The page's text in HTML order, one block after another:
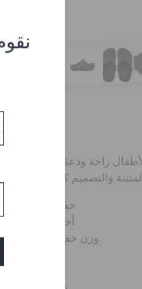
راحة ودعمًا مذهلين ،
خفيف للغاية
أحزمة كعب
™ : وزن خفيف. مرن. 360 درجة راحة.